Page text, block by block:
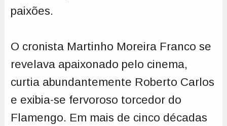
paixões.
O cronista Martinho Moreira Franco se
revelava apaixonado pelo cinema,
curtia abundantemente Roberto Carlos
e exibia-se fervoroso torcedor do
Flamengo. Em mais de cinco décadas